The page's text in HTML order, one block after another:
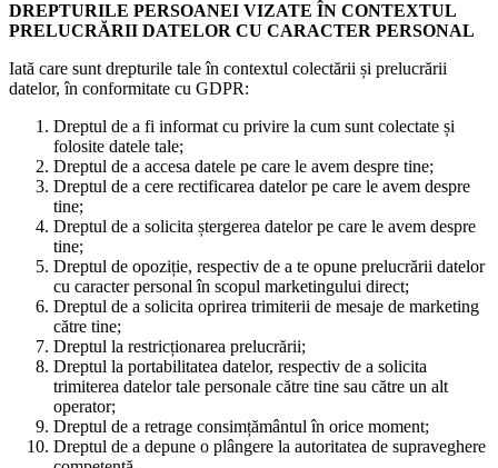
DREPTURILE PERSOANEI VIZATE ÎN CONTEXTUL
PRELUCRĂRII DATELOR CU CARACTER PERSONAL
Iată care sunt drepturile tale în contextul colectării și prelucrării
datelor, în conformitate cu GDPR:
Dreptul de a fi informat cu privire la cum sunt colectate și
folosite datele tale;
Dreptul de a accesa datele pe care le avem despre tine;
Dreptul de a cere rectificarea datelor pe care le avem despre
tine;
Dreptul de a solicita ștergerea datelor pe care le avem despre
tine;
Dreptul de opoziție, respectiv de a te opune prelucrării datelor
cu caracter personal în scopul marketingului direct;
Dreptul de a solicita oprirea trimiterii de mesaje de marketing
către tine;
Dreptul la restricționarea prelucrării;
Dreptul la portabilitatea datelor, respectiv de a solicita
trimiterea datelor tale personale către tine sau către un alt
operator;
Dreptul de a retrage consimțământul în orice moment;
Dreptul de a depune o plângere la autoritatea de supraveghere